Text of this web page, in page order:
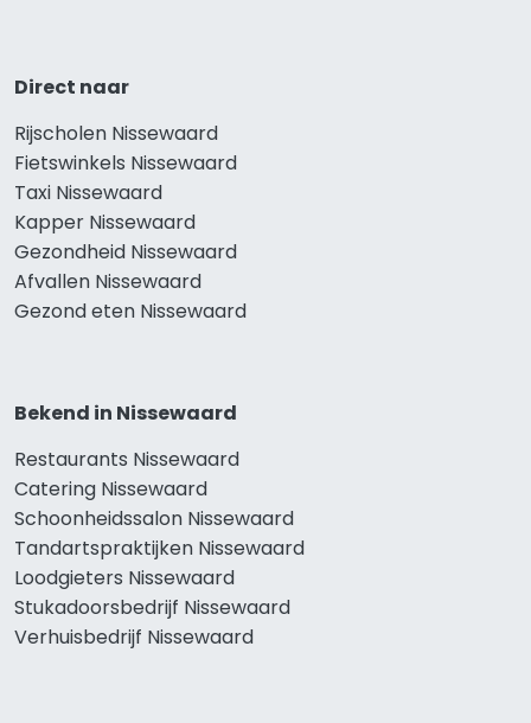
Direct naar
Rijscholen Nissewaard
Fietswinkels Nissewaard
Taxi Nissewaard
Kapper Nissewaard
Gezondheid Nissewaard
Afvallen Nissewaard
Gezond eten Nissewaard
Bekend in Nissewaard
Restaurants Nissewaard
Catering Nissewaard
Schoonheidssalon Nissewaard
Tandartspraktijken Nissewaard
Loodgieters Nissewaard
Stukadoorsbedrijf Nissewaard
Verhuisbedrijf Nissewaard